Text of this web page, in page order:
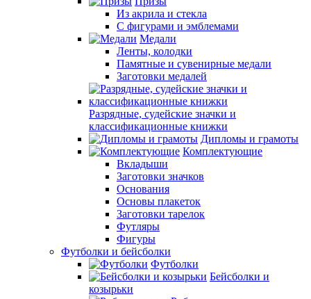
Из акрила и стекла
С фигурами и эмблемами
Медали
Ленты, колодки
Памятные и сувенирные медали
Заготовки медалей
Разрядные, судейские значки и
классификационные книжки
Дипломы и грамоты
Комплектующие
Вкладыши
Заготовки значков
Основания
Основы плакеток
Заготовки тарелок
Футляры
Фигуры
Футболки и бейсболки
Футболки
Бейсболки и
козырьки